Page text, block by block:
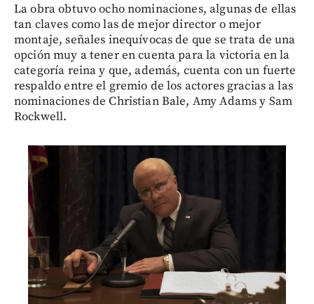
La obra obtuvo ocho nominaciones, algunas de ellas
tan claves como las de mejor director o mejor
montaje, señales inequívocas de que se trata de una
opción muy a tener en cuenta para la victoria en la
categoría reina y que, además, cuenta con un fuerte
respaldo entre el gremio de los actores gracias a las
nominaciones de Christian Bale, Amy Adams y Sam
Rockwell.